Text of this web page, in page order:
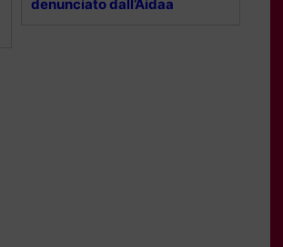
denunciato dall’Aidaa